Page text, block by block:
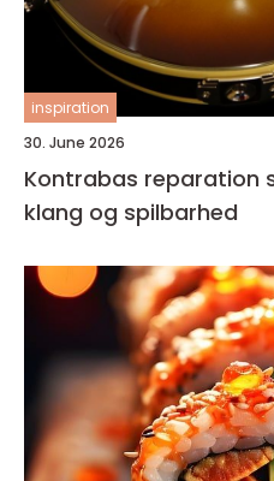
inspiration
30. June 2026
Kontrabas reparation sådan bevarer du
klang og spilbarhed